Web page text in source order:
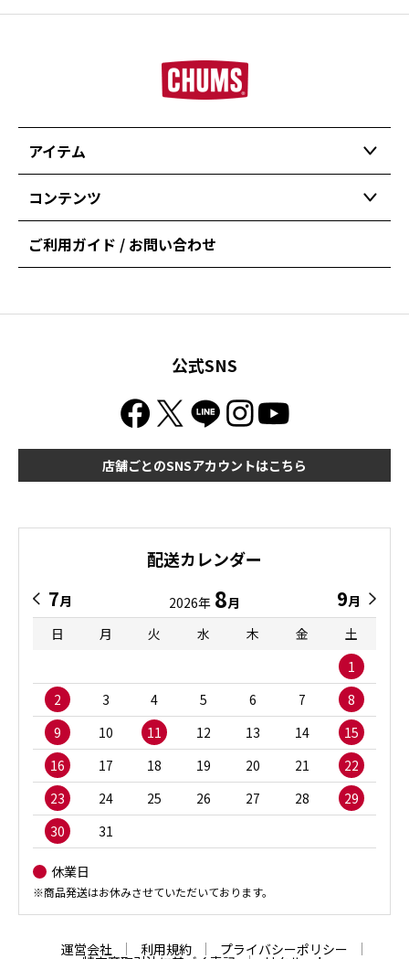
アイテム
コンテンツ
ご利用ガイド / お問い合わせ
公式SNS
店舗ごとのSNSアカウントはこちら
配送カレンダー
7月 2026年 8月 9月
日
月 火 水 木 金
土
1
2
3 4 5 6 7
8
9
10 11 12 13 14
15
16
17 18 19 20 21
22
23
24 25 26 27 28
29
30
31
休業日
※商品発送はお休みさせていただいております。
運営会社 利用規約 プライバシーポリシー